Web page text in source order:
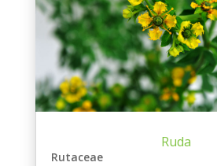
Ruda
Rutaceae